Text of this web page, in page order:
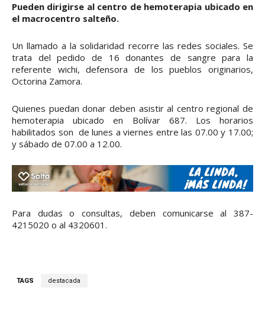
Pueden dirigirse al centro de hemoterapia ubicado en
el macrocentro salteño.
Un llamado a la solidaridad recorre las redes sociales. Se
trata del pedido de 16 donantes de sangre para la
referente wichi, defensora de los pueblos originarios,
Octorina Zamora.
Quienes puedan donar deben asistir al centro regional de
hemoterapia ubicado en Bolívar 687. Los horarios
habilitados son de lunes a viernes entre las 07.00 y 17.00;
y sábado de 07.00 a 12.00.
Para dudas o consultas, deben comunicarse al 387-
4215020 o al 4320601.
TAGS destacada